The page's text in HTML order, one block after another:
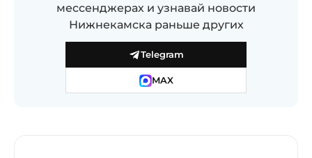
мессенджерах и узнавай новости
Нижнекамска раньше других
Telegram
MAX